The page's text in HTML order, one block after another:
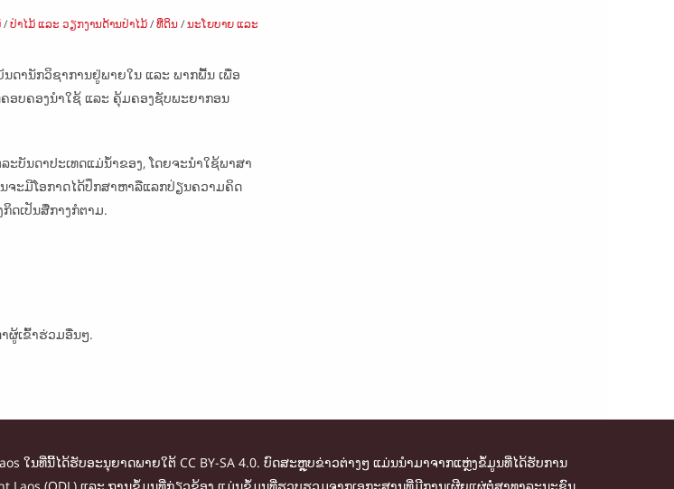
/ປ່າໄມ້ ແລະ ວຽກງານດ້ານປ່າໄມ້ /ທີ່ດິນ /ນະໂຍບາຍ ແລະ
ດານັກວິຊາການຢູ່ພາຍໃນ ແລະ ພາກພື້ນ ເພື່ອ
ອບຄອງນຳໃຊ້ ແລະ ຄຸ້ມຄອງຊັບພະຍາກອນ
ບັນດາປະເທດແມ່ນ້ຳຂອງ, ໂດຍຈະນຳໃຊ້ພາສາ
ຈະມີໂອກາດໄດ້ປຶກສາຫາລືແລກປ່ຽນຄວາມຄິດ
ດເປັນສື່ກາງກໍຕາມ.
ຜູ້ເຂົ້າຮ່ວມອື່ນໆ.
ໃນທີ່ນີ້ໄດ້ຮັບອະນຸຍາດພາຍໃຕ້ CC BY-SA 4.0. ບົດສະຫຼຸບຂ່າວຕ່າງໆ ແມ່ນນຳມາຈາກແຫຼ່ງຂໍ້ມູນທີ່ໄດ້ຮັບການ